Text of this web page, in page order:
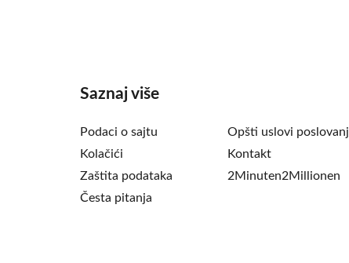
Saznaj više
Podaci o sajtu
Kolačići
Zaštita podataka
Česta pitanja
Opšti uslovi
Kontakt
2Minuten2Millionen